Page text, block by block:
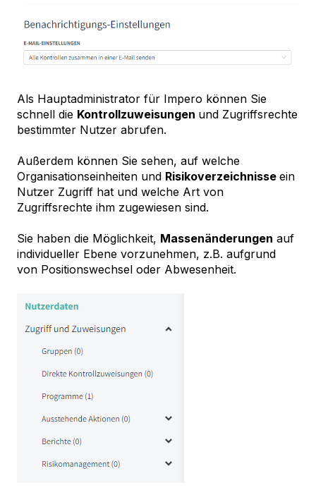
Als Hauptadministrator für Impero können Sie
schnell die Kontrollzuweisungen und Zugriffsrechte
bestimmter Nutzer abrufen.
Außerdem können Sie sehen, auf welche
Organisationseinheiten und Risikoverzeichnisse ein
Nutzer Zugriff hat und welche Art von
Zugriffsrechte ihm zugewiesen sind.
Sie haben die Möglichkeit, Massenänderungen auf
individueller Ebene vorzunehmen, z.B. aufgrund
von Positionswechsel oder Abwesenheit.